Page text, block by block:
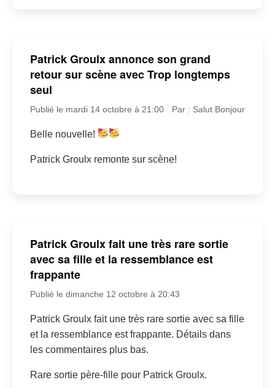
Patrick Groulx annonce son grand
retour sur scène avec Trop longtemps
seul
Publié le mardi 14 octobre à 21:00 Par : Salut Bonjour
Belle nouvelle!
Patrick Groulx remonte sur scène!
Patrick Groulx fait une très rare sortie
avec sa fille et la ressemblance est
frappante
Publié le dimanche 12 octobre à 20:43
Patrick Groulx fait une très rare sortie avec sa fille
et la ressemblance est frappante. Détails dans
les commentaires plus bas.
Rare sortie père-fille pour Patrick Groulx.